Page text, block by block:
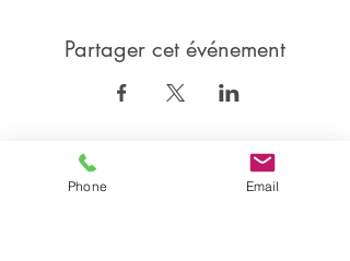
Partager cet événement
Phone Email